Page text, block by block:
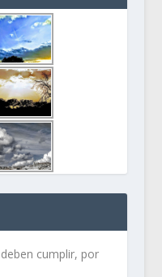
cumplir, por